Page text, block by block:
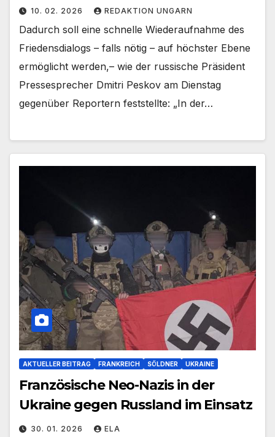
10. 02. 2026 REDAKTION UNGARN
Dadurch soll eine schnelle Wiederaufnahme des
Friedensdialogs – falls nötig – auf höchster Ebene
ermöglicht werden,– wie der russische Präsident
Pressesprecher Dmitri Peskov am Dienstag
gegenüber Reportern feststellte: „In der…
AKTUELLER BEITRAG FRANKREICH SÖLDNER UKRAINE
Französische Neo-Nazis in der
Ukraine gegen Russland im Einsatz
30. 01. 2026 ELA